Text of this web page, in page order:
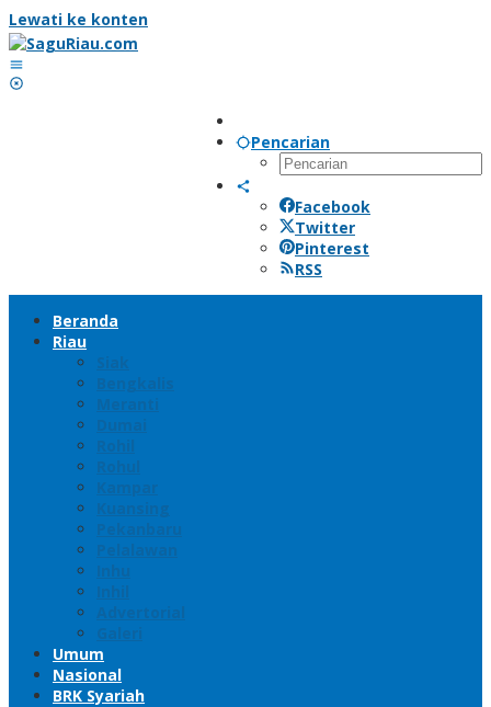
Lewati ke konten
Pencarian
Facebook
Twitter
Pinterest
RSS
Beranda
Riau
Siak
Bengkalis
Meranti
Dumai
Rohil
Rohul
Kampar
Kuansing
Pekanbaru
Pelalawan
Inhu
Inhil
Advertorial
Galeri
Umum
Nasional
BRK Syariah